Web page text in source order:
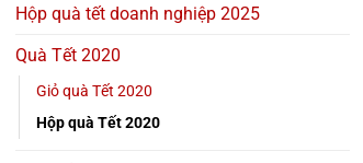
Hộp quà tết doanh nghiệp 2025
Quà Tết 2020
Giỏ quà Tết 2020
Hộp quà Tết 2020